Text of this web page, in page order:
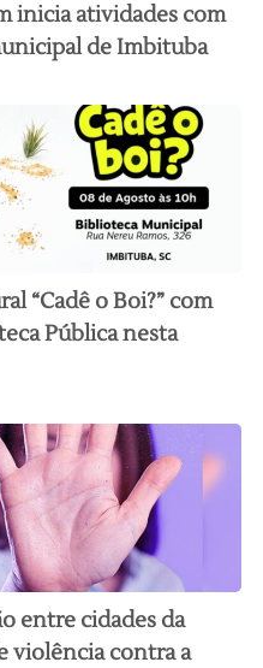
inicia atividades com
de Imbituba
“Cadê o Boi?” com
Pública nesta
entre cidades da
violência contra a